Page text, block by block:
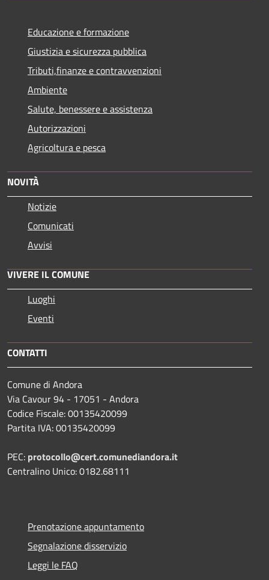
Educazione e formazione
Giustizia e sicurezza pubblica
Tributi,finanze e contravvenzioni
Ambiente
Salute, benessere e assistenza
Autorizzazioni
Agricoltura e pesca
NOVITÀ
Notizie
Comunicati
Avvisi
VIVERE IL COMUNE
Luoghi
Eventi
CONTATTI
Comune di Andora
Via Cavour 94 - 17051 - Andora
Codice Fiscale: 00135420099
Partita IVA: 00135420099
PEC: protocollo@cert.comunediandora.it
Centralino Unico: 0182.68111
Prenotazione appuntamento
Segnalazione disservizio
Leggi le FAQ